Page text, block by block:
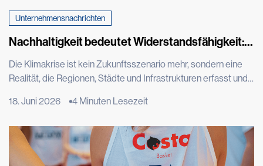
Unternehmensnachrichten
Nachhaltigkeit bedeutet Widerstandsfähigkeit:
Klimawandels
Die Klimakrise ist kein Zukunftsszenario mehr, sondern eine
Realität, die Regionen, Städte und Infrastrukturen erfasst und
Landwirtschaft betreiben und die Umwelt um uns herum
Weltorganisation für Meteorologie, die in ihrem Bericht „State
of the Global Climate 2025“ die letzten elf […]
18. Juni 2026 4 Minuten Lesezeit